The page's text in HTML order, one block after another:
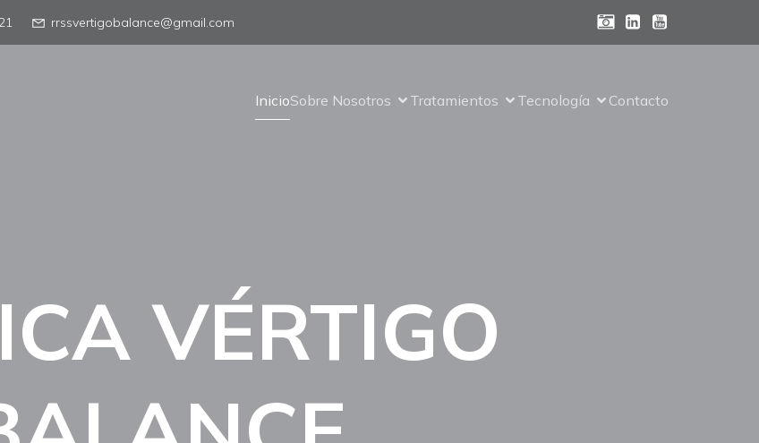
rrssvertigobalance@gmail.com
InicioSobre Nosotros Tratamientos Tecnología Contacto
VÉRTIGO